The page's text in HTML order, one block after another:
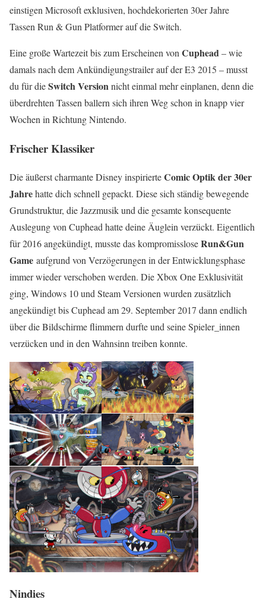
einstigen Microsoft exklusiven, hochdekorierten 30er Jahre
Tassen Run & Gun Platformer auf die Switch.
Eine große Wartezeit bis zum Erscheinen von Cuphead– wie
damals nach dem Ankündigungstrailer auf der E3 2015 – musst
du für dieSwitch Versionnicht einmal mehr einplanen, denn die
überdrehten Tassen ballern sich ihren Weg schon in knapp vier
Wochen in Richtung Nintendo.
Frischer Klassiker
Die äußerst charmante Disney inspirierteComic Optik der 30er
Jahrehatte dich schnell gepackt. Diese sich ständig bewegende
Grundstruktur, die Jazzmusik und die gesamte konsequente
Auslegung von Cuphead hatte deine Äuglein verzückt. Eigentlich
für 2016 angekündigt, musste das kompromissloseRun&Gun
Game aufgrund von Verzögerungen in der Entwicklungsphase
immer wieder verschoben werden. Die Xbox One Exklusivität
ging, Windows 10 und Steam Versionen wurden zusätzlich
angekündigt bis Cuphead am 29. September 2017 dann endlich
über die Bildschirme flimmern durfte und seine Spieler_innen
verzücken und in den Wahnsinn treiben konnte.
Nindies